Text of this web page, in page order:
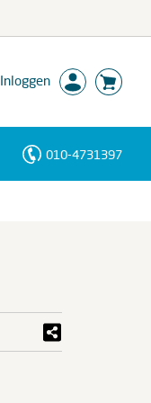
Inloggen
010-4731397